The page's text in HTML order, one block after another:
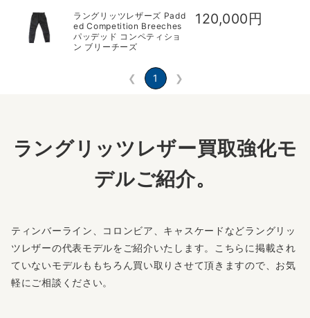
ラングリッツレザーズ Padd
ed Competition Breeches
パッデッド コンペティショ
ン ブリーチーズ
120,000円
❮ 1 ❯
ラングリッツレザー買取強化モ
デルご紹介。
ティンバーライン、コロンビア、キャスケードなどラングリッ
ツレザーの代表モデルをご紹介いたします。こちらに掲載され
ていないモデルももちろん買い取りさせて頂きますので、お気
軽にご相談ください。